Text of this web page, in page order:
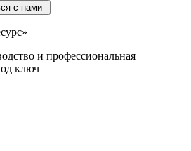
с нами
и профессиональная
ключ